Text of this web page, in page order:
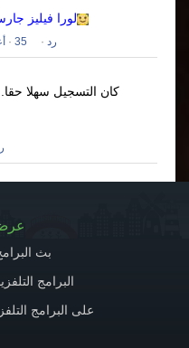
لورا فيليز
رد ·
35
·
كان التسجيل سهلا حقا.
بث
البرامج
على البرامج